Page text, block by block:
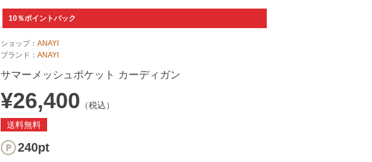
10％ポイントバック
ショップ： ANAYI
ブランド： ANAYI
サマーメッシュポケット カーディガン
¥26,400 （税込）
送料無料
240pt